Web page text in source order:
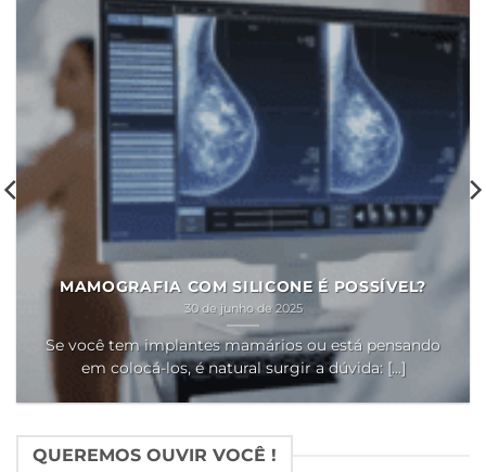
MAMOGRAFIA COM SILICONE É POSSÍVEL?
30 de junho de 2025
Se você tem implantes mamários ou está pensando
em colocá-los, é natural surgir a dúvida: [...]
QUEREMOS OUVIR VOCÊ !